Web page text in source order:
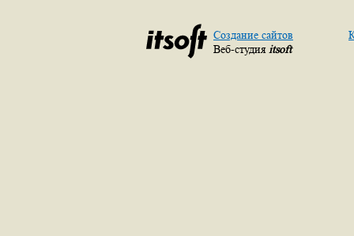
Создание сайтов
Веб-студия itsoft